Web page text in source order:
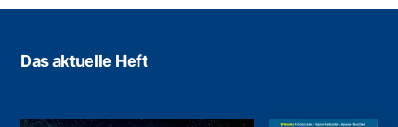
Das aktuelle Heft